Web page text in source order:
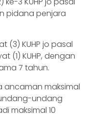
pidana penjara
(3) KUHP jo pasal
(1) KUHP, dengan
7 tahun.
ancaman maksimal
undang
maksimal 10